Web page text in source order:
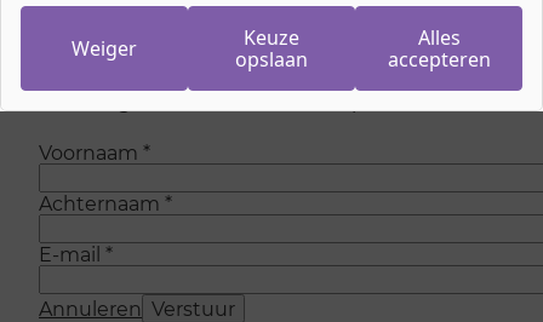
Op dit moment zijn is er geen plaats meer om
mee te lopen bij de opleiding. Maar wees
gerust, we voegen regelmatig nieuwe plaatsen
toe. Laat je gegevens achter en we sturen je
Voornaam *
Achternaam *
E-mail *
Annuleren Verstuur
Weiger
Keuze
opslaan
Alles
accepteren